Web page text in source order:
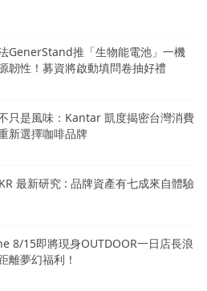
GenerStand推「生物能電池」一機
韌性！募資將啟動填問卷抽好禮
只是風味：Kantar 凱度揭密台灣消費
新選擇咖啡品牌
最新研究 : 品牌資產有七成來自體驗
8/15即將現身OUTDOOR一日店長浪
離夢幻福利！